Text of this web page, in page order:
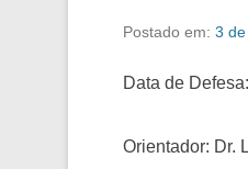
Postado em: 3
Data de
Orientador: Dr.